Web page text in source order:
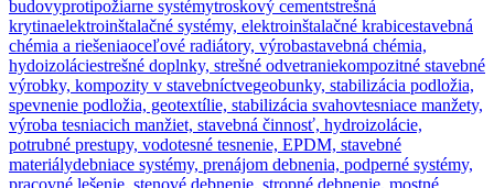
budovyprotipožiarne systémytroskový cementstrešná
krytinaelektroinštalačné systémy, elektroinštalačné krabicestavebná
chémia a riešeniaoceľové radiátory, výrobastavebná chémia,
hydoizoláciestrešné doplnky, strešné odvetraniekompozitné stavebné
výrobky, kompozity v stavebníctvegeobunky, stabilizácia podložia,
spevnenie podložia, geotextílie, stabilizácia svahovtesniace manžety,
výroba tesniacich manžiet, stavebná činnosť, hydroizolácie,
potrubné prestupy, vodotesné tesnenie, EPDM, stavebné
materiálydebniace systémy, prenájom debnenia, podperné systémy,